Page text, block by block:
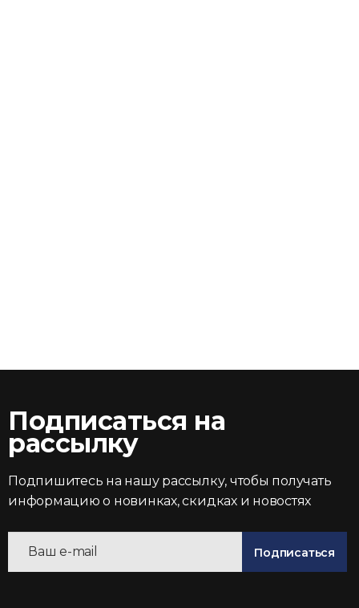
Подписаться на
рассылку
Подпишитесь на нашу рассылку, чтобы получать
информацию о новинках, скидках и новостях
Подписаться